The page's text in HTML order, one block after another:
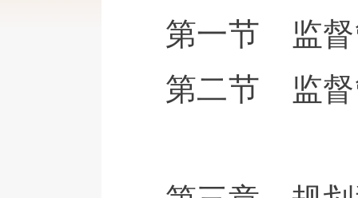
第一节 监督
第二节 监督